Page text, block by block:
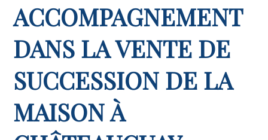
ACCOMPAGNEMENT
DANS LA VENTE DE
SUCCESSION DE LA
MAISON À